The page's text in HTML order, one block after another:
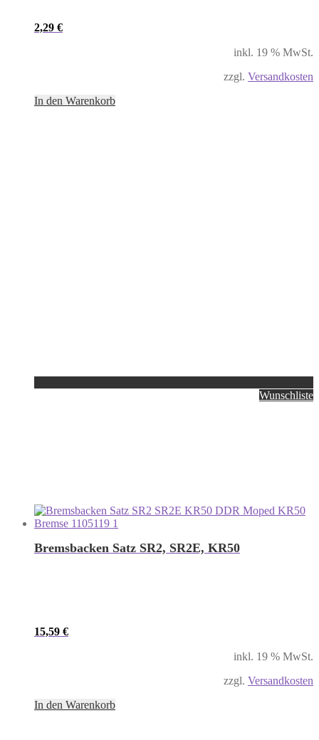
2,29 €
inkl. 19 % MwSt.
zzgl. Versandkosten
In den Warenkorb
Wunschliste
Bremsbacken Satz SR2, SR2E, KR50
15,59 €
inkl. 19 % MwSt.
zzgl. Versandkosten
In den Warenkorb